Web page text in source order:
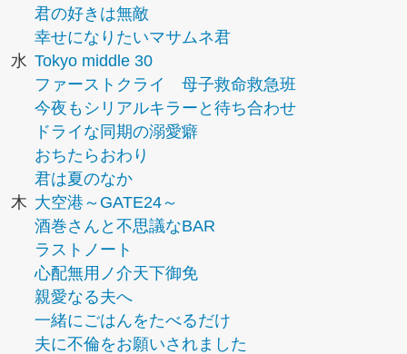
君の好きは無敵
幸せになりたいマサムネ君
水 Tokyo middle 30
ファーストクライ 母子救命救急班
今夜もシリアルキラーと待ち合わせ
ドライな同期の溺愛癖
おちたらおわり
君は夏のなか
木 大空港～GATE24～
酒巻さんと不思議なBAR
ラストノート
心配無用ノ介天下御免
親愛なる夫へ
一緒にごはんをたべるだけ
夫に不倫をお願いされました